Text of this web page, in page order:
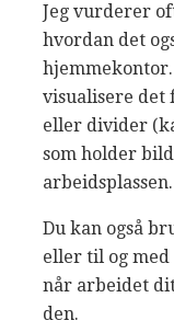
Jeg vurderer
hvordan det
visualisere det
eller divider
som holder
arbeidsplassen.
Du kan også
eller til og
når arbeidet
den.